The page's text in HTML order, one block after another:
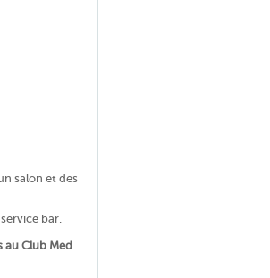
salon et des
bar.
au Club Med.